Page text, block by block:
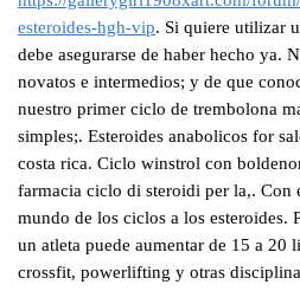
esteroides-hgh-vip. Si quiere utilizar
debe asegurarse de haber hecho ya.
novatos e intermedios; y de que
nuestro primer ciclo de trembolona
simples;. Esteroides anabolicos for
costa rica. Ciclo winstrol con
farmacia ciclo di steroidi per la,. Con
mundo de los ciclos a los esteroides.
un atleta puede aumentar de 15 a 20
crossfit, powerlifting y otras